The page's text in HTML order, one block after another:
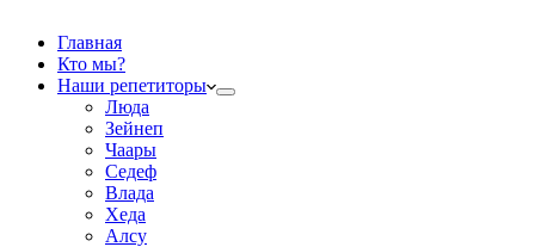
Главная
Кто мы?
Наши репетиторы
Люда
Зейнеп
Чаары
Седеф
Влада
Хеда
Алсу